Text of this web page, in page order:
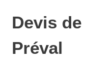
Devis
Préval